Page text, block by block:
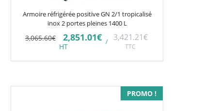
Armoire réfrigérée positive GN 2/1 tropicalisé
inox 2 portes pleines 1400 L
3,065.60€ Le
prix
initial
était :
2,851.01€Le
prix
est :
HT
/ 3,421.21€
TTC
PROMO !